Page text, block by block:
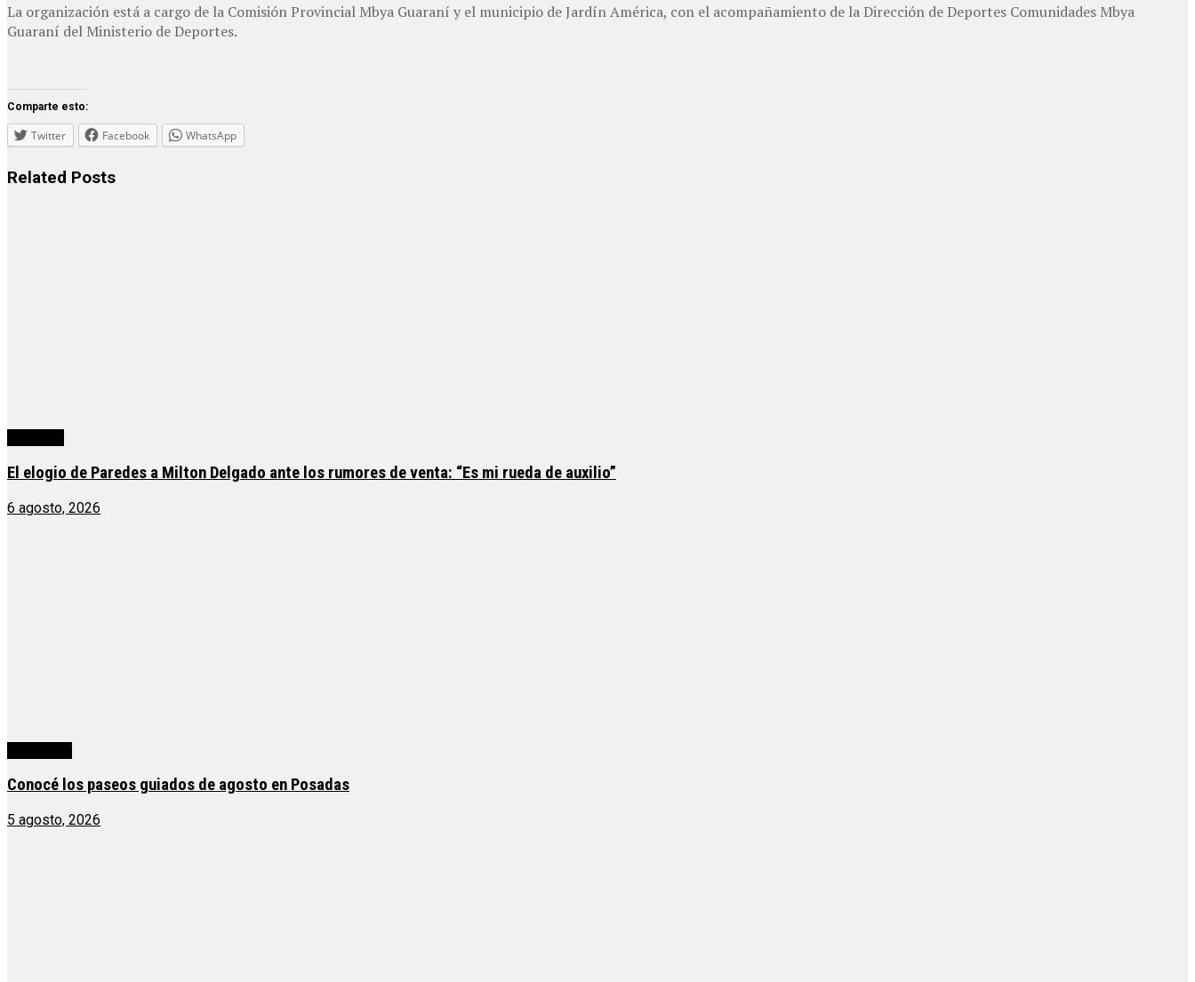
La organización está a cargo de la Comisión Provincial Mbya Guaraní y el municipio de Jardín América, con el acompañamiento de la Dirección de Deportes Comunidades Mbya
Guaraní del Ministerio de Deportes.
Comparte esto:
Twitter Facebook WhatsApp
Related Posts
El elogio de Paredes a Milton Delgado ante los rumores de venta: “Es mi rueda de auxilio”
6 agosto, 2026
Conocé los paseos guiados de agosto en Posadas
5 agosto, 2026